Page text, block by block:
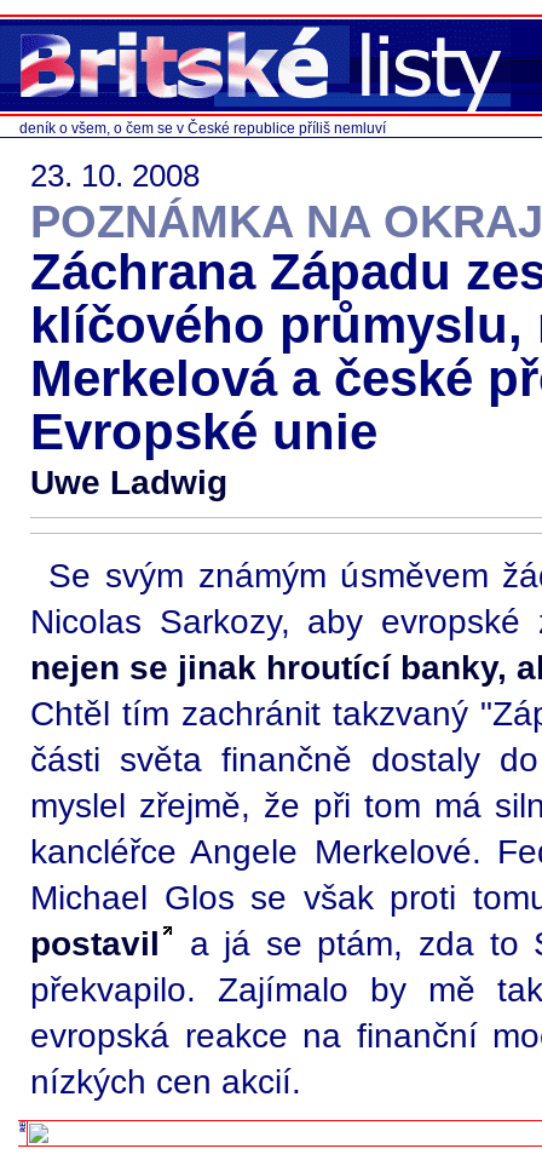
deník o všem, o čem se v České republice příliš nemluví
23. 10. 2008
POZNÁMKA NA
Záchrana Západu
klíčového průmyslu,
Merkelová a české
Evropské unie
Uwe Ladwig
Se svým známým úsměvem
Nicolas Sarkozy, aby
nejen se jinak hroutící banky,
Chtěl tím zachránit takzvaný
části světa finančně dostaly
myslel zřejmě, že při tom má
kancléřce Angele Merkelové.
Michael Glos se však proti
postavil
a já se ptám, zda to
překvapilo. Zajímalo by mě
evropská reakce na finanční
nízkých cen akcií.